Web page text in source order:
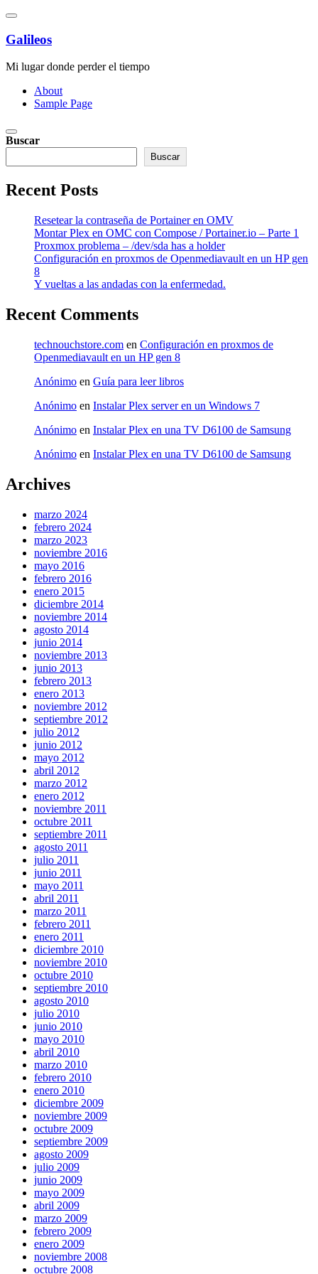
Saltar
contenido
Galileos
Mi lugar donde perder el tiempo
About
Sample Page
Buscar
Buscar
Recent Posts
Resetear la contraseña de Portainer en OMV
Montar Plex en OMC con Compose / Portainer.io – Parte 1
Proxmox problema – /dev/sda has a holder
Configuración en proxmos de Openmediavault en un HP gen
8
Y vueltas a las andadas con la enfermedad.
Recent Comments
technouchstore.com en Configuración en proxmos de
Openmediavault en un HP gen 8
Anónimo en Guía para leer libros
Anónimo en Instalar Plex server en un Windows 7
Anónimo en Instalar Plex en una TV D6100 de Samsung
Anónimo en Instalar Plex en una TV D6100 de Samsung
Archives
marzo 2024
febrero 2024
marzo 2023
noviembre 2016
mayo 2016
febrero 2016
enero 2015
diciembre 2014
noviembre 2014
agosto 2014
junio 2014
noviembre 2013
junio 2013
febrero 2013
enero 2013
noviembre 2012
septiembre 2012
julio 2012
junio 2012
mayo 2012
abril 2012
marzo 2012
enero 2012
noviembre 2011
octubre 2011
septiembre 2011
agosto 2011
julio 2011
junio 2011
mayo 2011
abril 2011
marzo 2011
febrero 2011
enero 2011
diciembre 2010
noviembre 2010
octubre 2010
septiembre 2010
agosto 2010
julio 2010
junio 2010
mayo 2010
abril 2010
marzo 2010
febrero 2010
enero 2010
diciembre 2009
noviembre 2009
octubre 2009
septiembre 2009
agosto 2009
julio 2009
junio 2009
mayo 2009
abril 2009
marzo 2009
febrero 2009
enero 2009
noviembre 2008
octubre 2008